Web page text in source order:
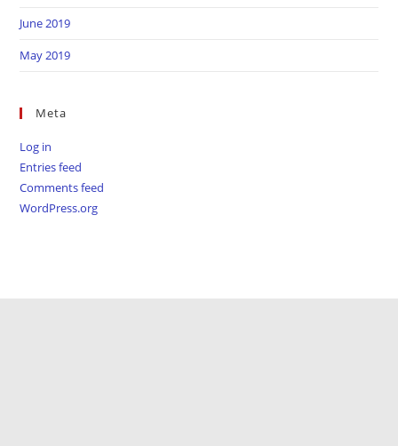
June 2019
May 2019
Meta
Log in
Entries feed
Comments feed
WordPress.org